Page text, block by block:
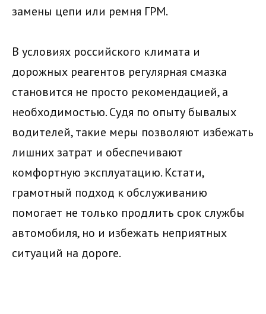
замены цепи или ремня ГРМ.
В условиях российского климата и
дорожных реагентов регулярная смазка
становится не просто рекомендацией, а
необходимостью. Судя по опыту бывалых
водителей, такие меры позволяют избежать
лишних затрат и обеспечивают
комфортную эксплуатацию. Кстати,
грамотный подход к обслуживанию
помогает не только продлить срок службы
автомобиля, но и избежать неприятных
ситуаций на дороге.